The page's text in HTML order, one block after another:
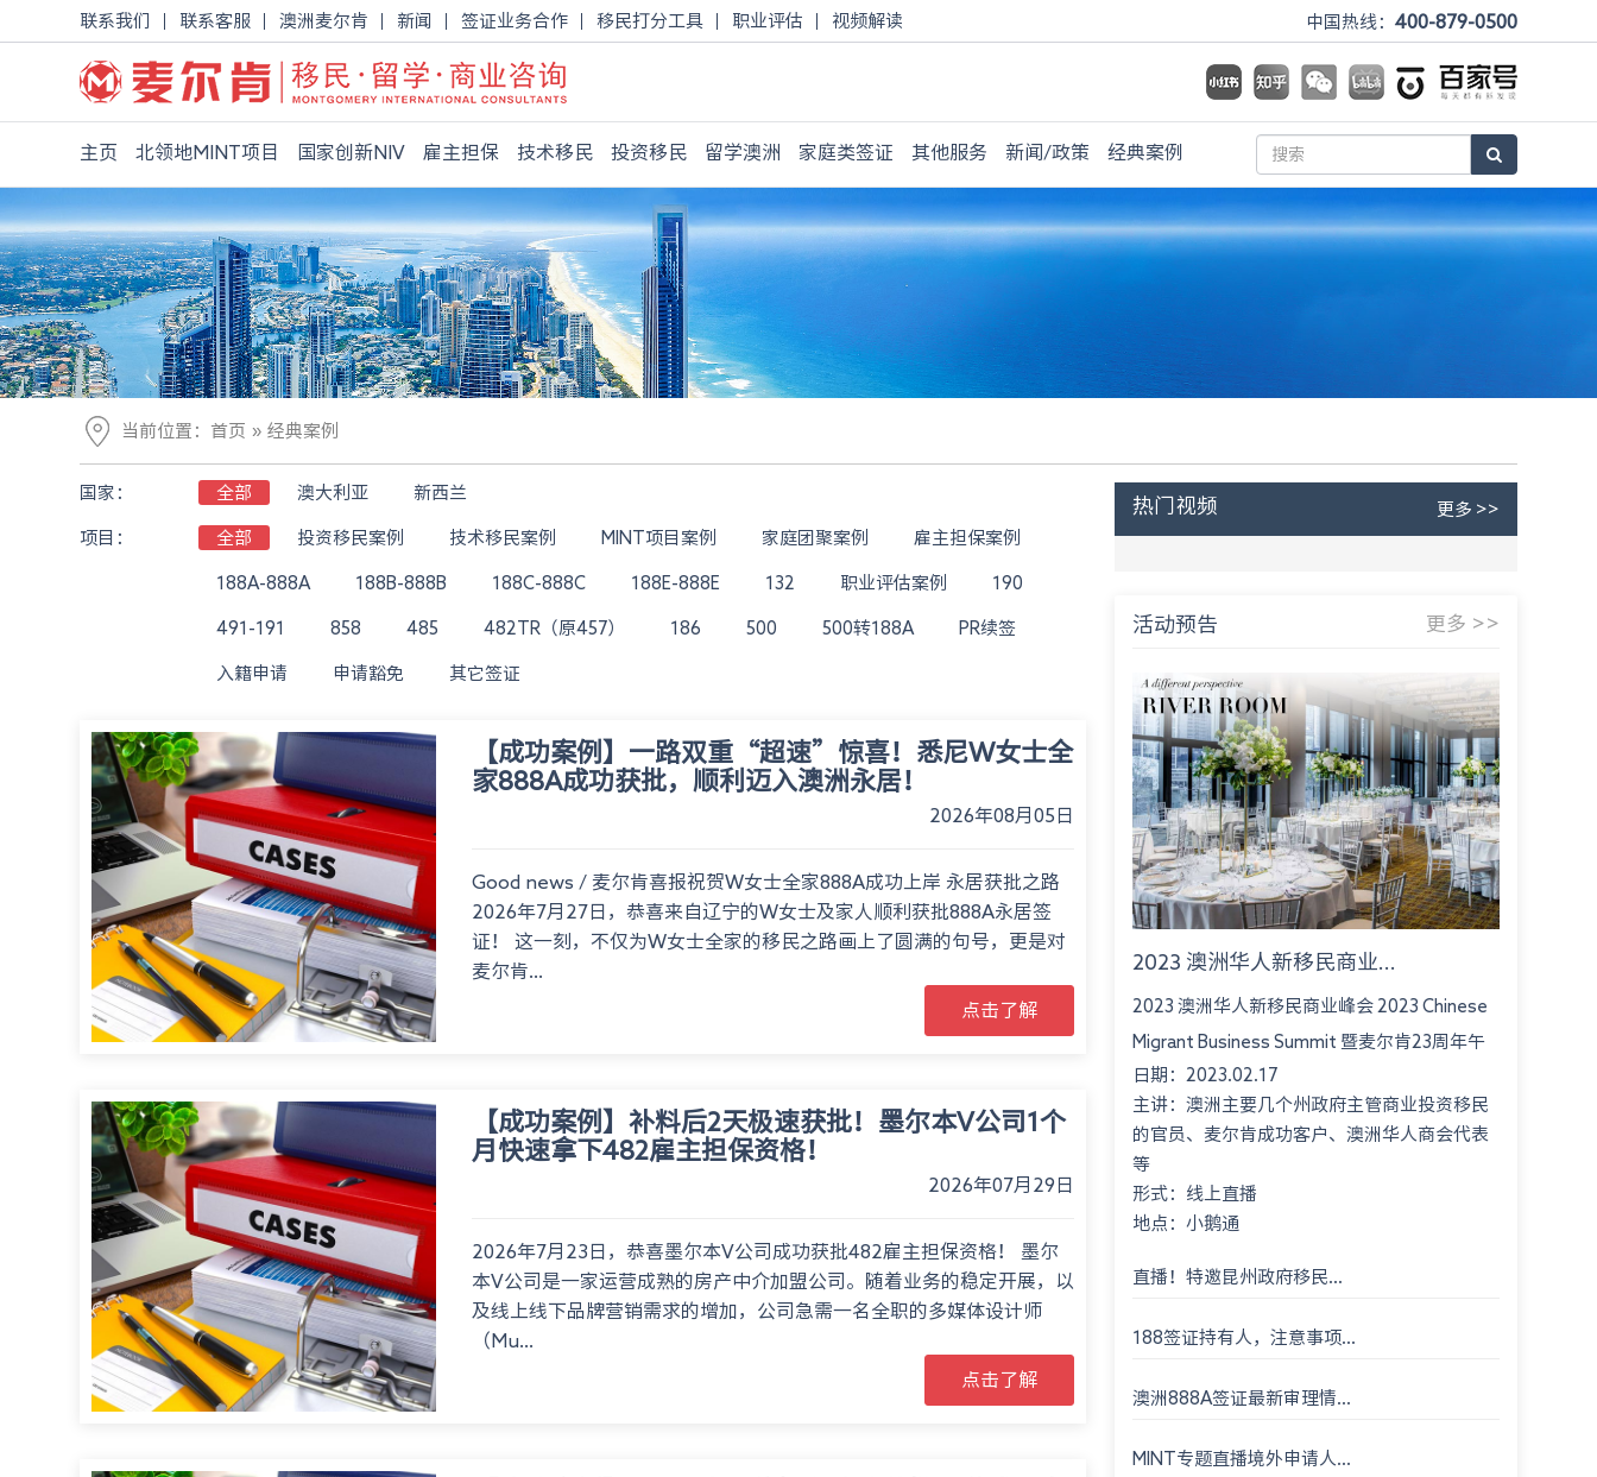
联系我们 联系客服 澳洲麦尔肯 新闻 签证业务合作 移民打分工具 职业评估 视频解读 中国热线： 400-879-0500
主页 北领地MINT项目 国家创新NIV 雇主担保 技术移民 投资移民 留学澳洲 家庭类签证 其他服务 新闻/政策 经典案例
当前位置： 首页 » 经典案例
国家： 全部 澳大利亚 新西兰
项目： 全部 投资移民案例 技术移民案例 MINT项目案例 家庭团聚案例 雇主担保案例
188A-888A 188B-888B 188C-888C 188E-888E 132 职业评估案例 190
491-191 858 485 482TR（原457） 186 500 500转188A PR续签
入籍申请 申请豁免 其它签证
【成功案例】一路双重“超速”惊喜！悉尼W女士全
家888A成功获批，顺利迈入澳洲永居！
2026年08月05日
Good news / 麦尔肯喜报祝贺W女士全家888A成功上岸 永居获批之路
2026年7月27日，恭喜来自辽宁的W女士及家人顺利获批888A永居签
证！ 这一刻，不仅为W女士全家的移民之路画上了圆满的句号，更是对
麦尔肯...
点击了解
【成功案例】补料后2天极速获批！墨尔本V公司1个
月快速拿下482雇主担保资格！
2026年07月29日
2026年7月23日，恭喜墨尔本V公司成功获批482雇主担保资格！ 墨尔
本V公司是一家运营成熟的房产中介加盟公司。随着业务的稳定开展，以
及线上线下品牌营销需求的增加，公司急需一名全职的多媒体设计师
（Mu...
点击了解
热门视频 更多 >>
活动预告 更多 >>
2023 澳洲华人新移民商业...
2023 澳洲华人新移民商业峰会 2023 Chinese
Migrant Business Summit 暨麦尔肯23周年午
餐会 Montgomery International Consultant
23rd An...
日期：2023.02.17
主讲：澳洲主要几个州政府主管商业投资移民
的官员、麦尔肯成功客户、澳洲华人商会代表
等
形式：线上直播
地点：小鹅通
直播！特邀昆州政府移民...
188签证持有人，注意事项...
澳洲888A签证最新审理情...
MINT专题直播境外申请人...